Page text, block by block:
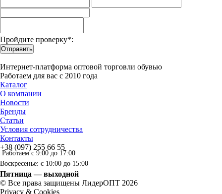
Пройдите проверку*:
Отправить
Интернет-платформа оптовой торговли обувью
Работаем для вас с 2010 года
Каталог
О компании
Новости
Бренды
Статьи
Условия сотрудничества
Контакты
+38 (097) 255 66 55
Работаем с 9:00 до 17:00
Воскресенье: с 10:00 до 15:00
Пятница — выходной
© Все права защищены ЛидерОПТ 2026
Privacy & Cookies